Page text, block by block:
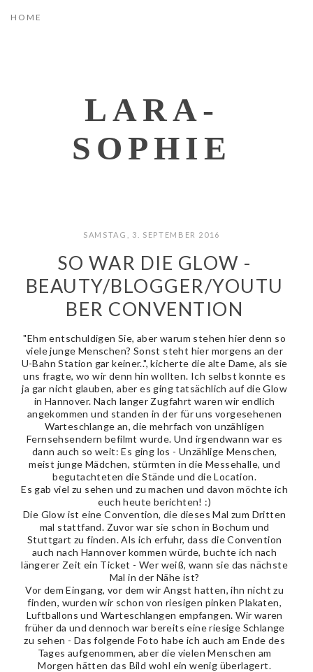
LARA-
SOPHIE
SAMSTAG, 3. SEPTEMBER 2016
SO WAR DIE GLOW -
BEAUTY/BLOGGER/YOUTU
BER CONVENTION
"Ehm entschuldigen Sie, aber warum stehen hier denn so
viele junge Menschen? Sonst steht hier morgens an der
U-Bahn Station gar keiner..", kicherte die alte Dame, als sie
uns fragte, wo wir denn hin wollten. Ich selbst konnte es
ja gar nicht glauben, aber es ging tatsächlich auf die Glow
in Hannover. Nach langer Zugfahrt waren wir endlich
angekommen und standen in der für uns vorgesehenen
Warteschlange an, die mehrfach von unzähligen
Fernsehsendern befilmt wurde. Und irgendwann war es
dann auch so weit: Es ging los - Unzählige Menschen,
meist junge Mädchen, stürmten in die Messehalle, und
begutachteten die Stände und die Location.
Es gab viel zu sehen und zu machen und davon möchte ich
euch heute berichten! :)
Die Glow ist eine Convention, die dieses Mal zum Dritten
mal stattfand. Zuvor war sie schon in Bochum und
Stuttgart zu finden. Als ich erfuhr, dass die Convention
auch nach Hannover kommen würde, buchte ich nach
längerer Zeit ein Ticket - Wer weiß, wann sie das nächste
Mal in der Nähe ist?
Vor dem Eingang, vor dem wir Angst hatten, ihn nicht zu
finden, wurden wir schon von riesigen pinken Plakaten,
Luftballons und Warteschlangen empfangen. Wir waren
früher da und dennoch war bereits eine riesige Schlange
zu sehen - Das folgende Foto habe ich auch am Ende des
Tages aufgenommen, aber die vielen Menschen am
Morgen hätten das Bild wohl ein wenig überlagert.